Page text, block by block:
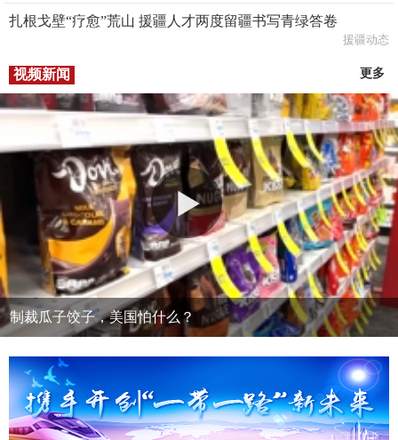
扎根戈壁“疗愈”荒山 援疆人才两度留疆书写青绿答卷
援疆动态
视频新闻 更多
制裁瓜子饺子，美国怕什么？